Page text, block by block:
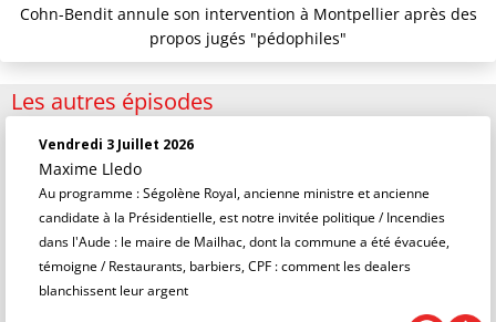
Cohn-Bendit annule son intervention à Montpellier après des
propos jugés "pédophiles"
Les autres épisodes
Vendredi 3 Juillet 2026
Maxime Lledo
Au programme : Ségolène Royal, ancienne ministre et ancienne
candidate à la Présidentielle, est notre invitée politique / Incendies
dans l'Aude : le maire de Mailhac, dont la commune a été évacuée,
témoigne / Restaurants, barbiers, CPF : comment les dealers
blanchissent leur argent